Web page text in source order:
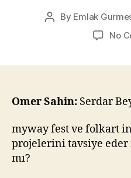
Post
By Emlak
No
Omer Sahin: Serdar
myway fest ve folkart
projelerini tavsiye
mı?